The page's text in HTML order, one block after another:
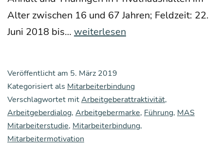
Alter zwi­schen 16 und 67 Jah­ren; Feld­zeit: 22.
Juni 2018 bis… Wie
sind
Unter­
neh­
men
in
weiterlesen
Veröffentlicht am 5. März 2019
Kategorisiert als Mitarbeiterbindung
Verschlagwortet mitArbeitgeberattraktivität,
Arbeitgeberdialog, Arbeitgebermarke, Führung, MAS
Mitarbeiterstudie, Mitarbeiterbindung,
Mitarbeitermotivation